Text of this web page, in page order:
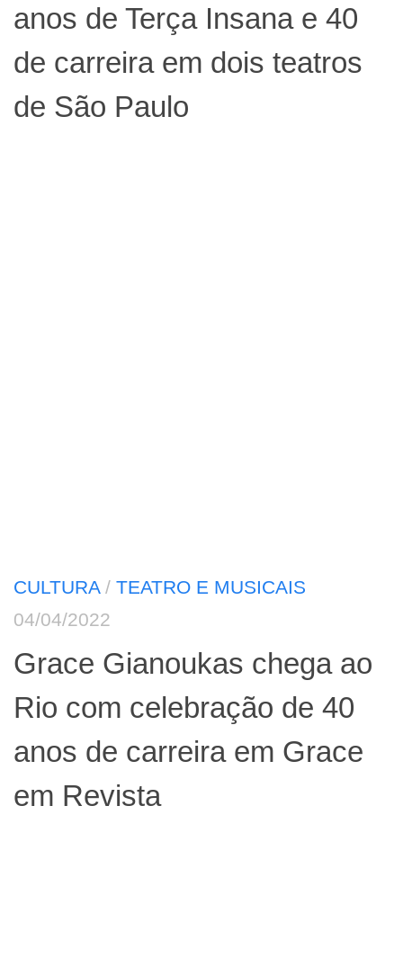
anos de Terça Insana e 40
de carreira em dois teatros
de São Paulo
CULTURA/ TEATRO E MUSICAIS
04/04/2022
Grace Gianoukas chega ao
Rio com celebração de 40
anos de carreira em Grace
em Revista